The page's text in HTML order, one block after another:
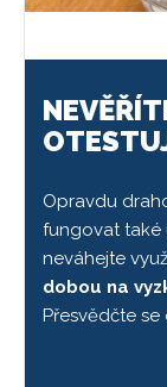
Opravdu
fungovat také
neváhejte
dobou na
Přesvědčte